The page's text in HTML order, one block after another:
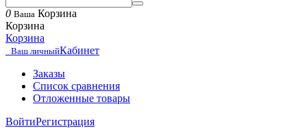
0 Ваша Корзина
Корзина
Корзина
Ваш личныйКабинет
Заказы
Список сравнения
Отложенные товары
ВойтиРегистрация